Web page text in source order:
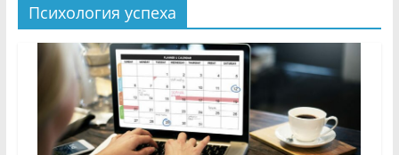
Психология успеха